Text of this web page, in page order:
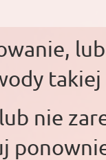
takiej
nie